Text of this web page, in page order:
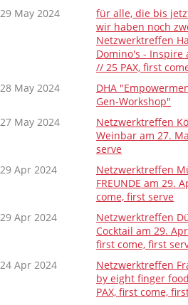
29 May 2024
für alle, die bis
wir haben noch
Netzwerktreffen
Domino's - Inspire
// 25 PAX, first
28 May 2024
DHA
Gen-Workshop"
27 May 2024
Netzwerktreffen
Weinbar am 27.
serve
29 Apr 2024
Netzwerktreffen
FREUNDE am 29.
come, first serve
29 Apr 2024
Netzwerktreffen
Cocktail am 29.
first come, first
24 Apr 2024
Netzwerktreffen
by eight finger
PAX, first come,